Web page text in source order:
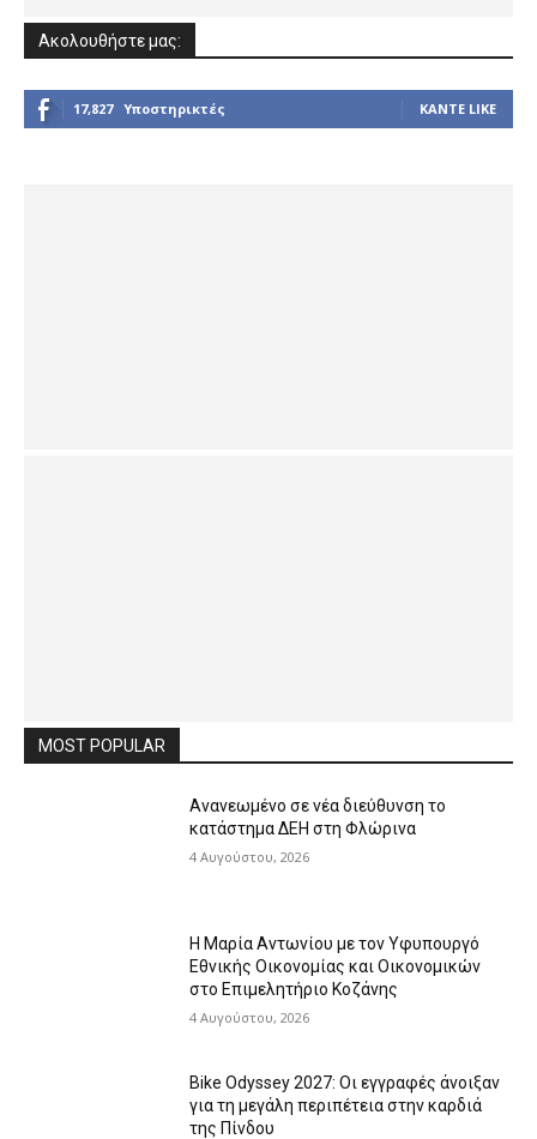
Ακολουθήστε μας:
17,827 Υποστηρικτές ΚΆΝΤΕ LIKE
MOST POPULAR
Ανανεωμένο σε νέα διεύθυνση το
κατάστημα ΔΕΗ στη Φλώρινα
4 Αυγούστου, 2026
Η Μαρία Αντωνίου με τον Υφυπουργό
Εθνικής Οικονομίας και Οικονομικών
στο Επιμελητήριο Κοζάνης
4 Αυγούστου, 2026
Bike Odyssey 2027: Οι εγγραφές άνοιξαν
για τη μεγάλη περιπέτεια στην καρδιά
της Πίνδου